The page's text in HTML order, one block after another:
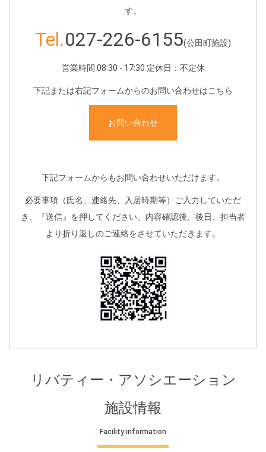
す。
Tel.027-226-6155(公田町施設)
営業時間 08:30 - 17:30 定休日：不定休
下記または右記フォームからのお問い合わせはこちら
お問い合わせ
下記フォームからもお問い合わせいただけます。
必要事項（氏名、連絡先、入居時期等）ご入力していただ
き、『送信』を押してください。内容確認後、後日、担当者
より折り返しのご連絡をさせていただきます。
リバティー・アソシエーション
施設情報
Facility information